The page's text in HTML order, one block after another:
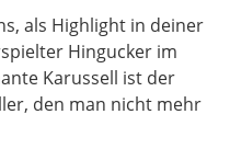
als Highlight in deiner
Hingucker im
Karussell ist der
den man nicht mehr